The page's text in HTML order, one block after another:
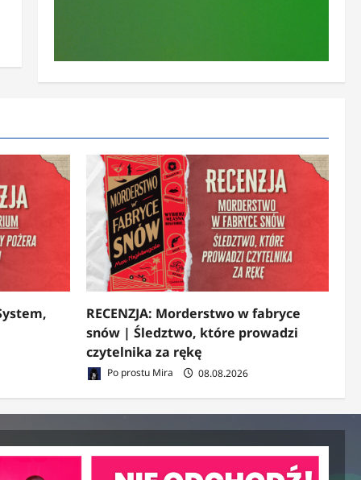
RECENZJA: Morderstwo w fabryce
snów | Śledztwo, które prowadzi
czytelnika za rękę
Po prostu Mira 08.08.2026